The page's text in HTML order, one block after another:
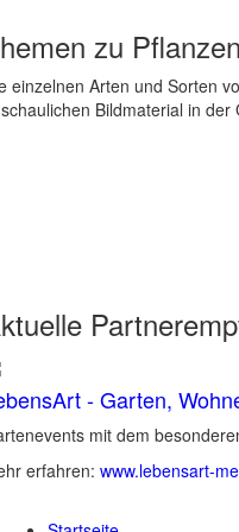
zu
einzelnen Arten und Sorten
Bildmaterial in
- Garten,
mit dem
erfahren: www.lebensart-